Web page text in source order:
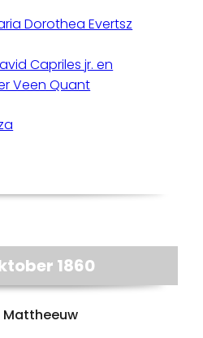
Dorothea Evertsz
Capriles jr. en
Veen Quant
1860
Mattheeuw